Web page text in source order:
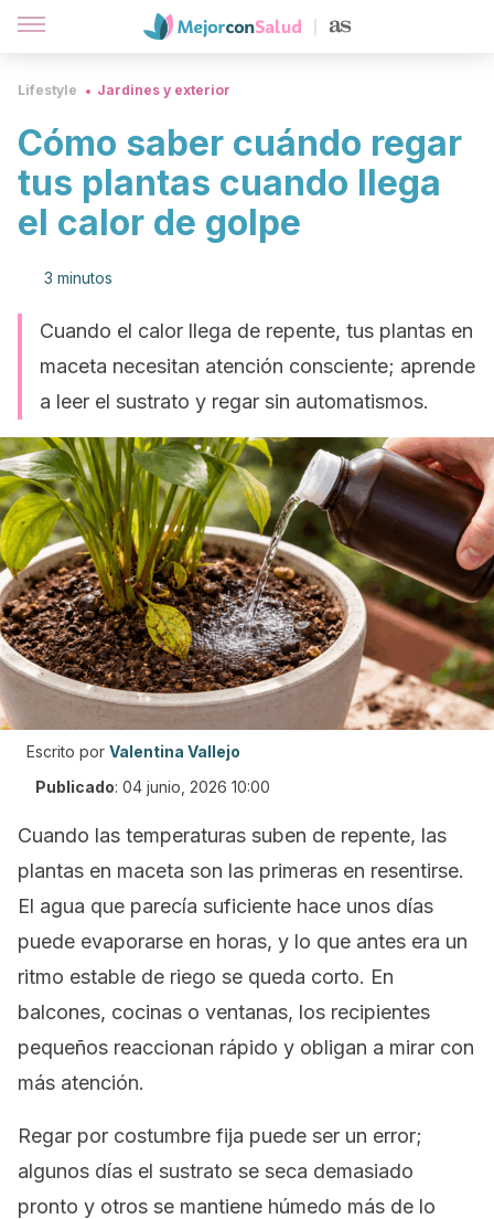
Lifestyle Jardines y exterior
Cómo saber cuándo regar
tus plantas cuando llega
el calor de golpe
3 minutos
Cuando el calor llega de repente, tus plantas en
maceta necesitan atención consciente; aprende
a leer el sustrato y regar sin automatismos.
Escrito por Valentina Vallejo
Publicado: 04 junio, 2026 10:00
Cuando las temperaturas suben de repente, las
plantas en maceta son las primeras en resentirse.
El agua que parecía suficiente hace unos días
puede evaporarse en horas, y lo que antes era un
ritmo estable de riego se queda corto. En
balcones, cocinas o ventanas, los recipientes
pequeños reaccionan rápido y obligan a mirar con
más atención.
Regar por costumbre fija puede ser un error;
algunos días el sustrato se seca demasiado
pronto y otros se mantiene húmedo más de lo